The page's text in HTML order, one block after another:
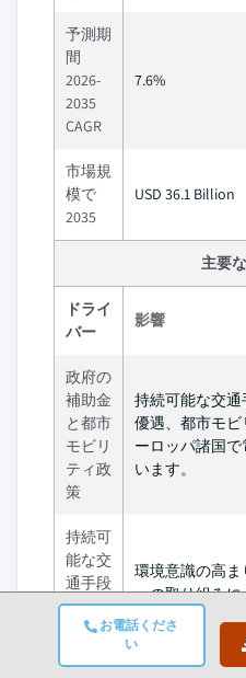
お電話くださ
い
予測期
間
2026-
2035
CAGR
7.6%
市場規
模で
2035
USD 36.1 Billion
主要
ドライ
バー
影響
政府の
補助金
と都市
モビリ
ティ政
策
持続可能な交
優遇、都市モ
ーロッパ諸国
います。
持続可
能な交
通手段
への需
要の高
環境意識の高
への取り組み
ら電動自転車へ